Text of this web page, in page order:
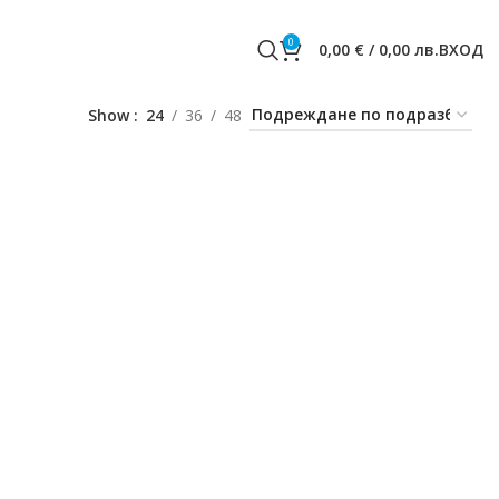
0 0,00 € / 0,00 лв.ВХОД
Show 24 36 48